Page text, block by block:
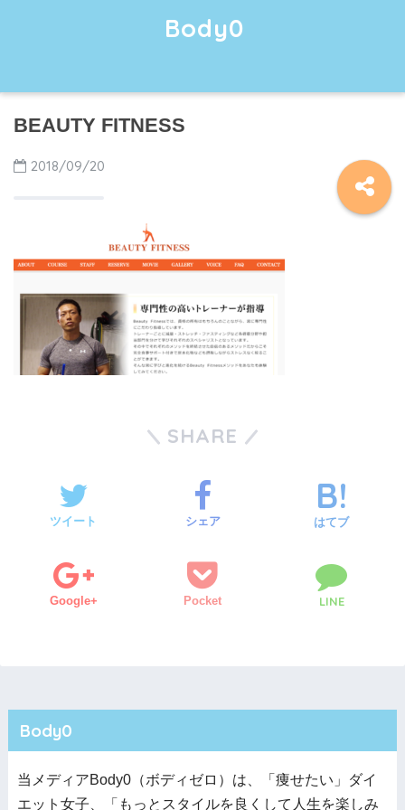
Body0
BEAUTY FITNESS
2018/09/20
SHARE
ツイート シェア はてブ
Google+ Pocket LINE
Body0
当メディアBody0（ボディゼロ）は、「痩せたい」ダイ
エット女子、「もっとスタイルを良くして人生を楽しみ